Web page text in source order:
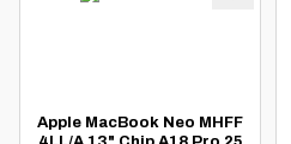
Apple MacBook Neo MHFF